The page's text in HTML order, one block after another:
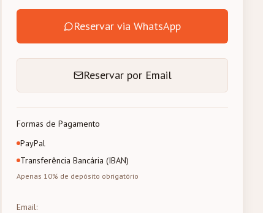
Reservar via WhatsApp
Reservar por Email
Formas de Pagamento
PayPal
Transferência Bancária (IBAN)
Apenas 10% de depósito obrigatório
Email: